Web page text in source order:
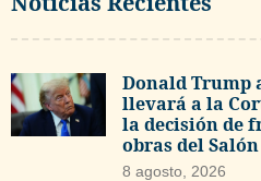
Donald Trump
llevará a la
la decisión de
obras del
8 agosto, 2026